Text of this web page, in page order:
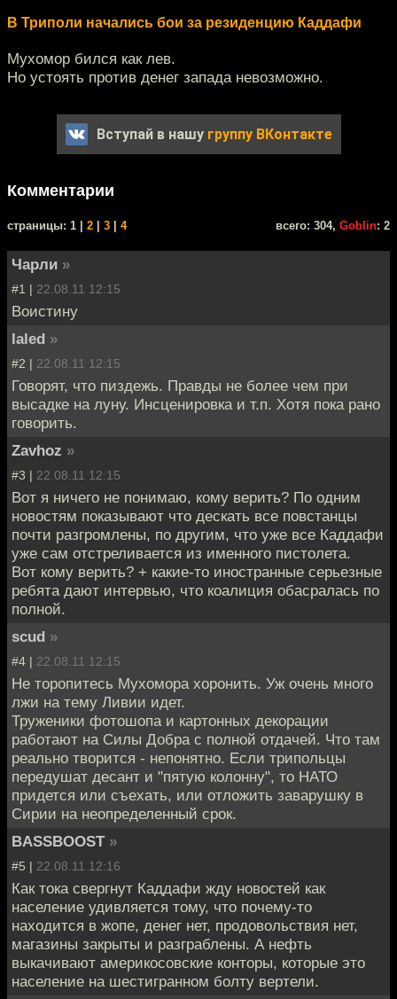
В Триполи начались бои за резиденцию Каддафи
Мухомор бился как лев.
Но устоять против денег запада невозможно.
Вступай в нашу группу ВКонтакте
Комментарии
cтраницы: 1 | 2 3 4 всего: 304, Goblin: 2
Чарли »
#1 | 22.08.11 12:15
Воистину
laled »
#2 | 22.08.11 12:15
Говорят, что пиздежь. Правды не более чем при
высадке на луну. Инсценировка и т.п. Хотя пока рано
говорить.
Zavhoz »
#3 | 22.08.11 12:15
Вот я ничего не понимаю, кому верить? По одним
новостям показывают что дескать все повстанцы
почти разгромлены, по другим, что уже все Каддафи
уже сам отстреливается из именного пистолета.
Вот кому верить? + какие-то иностранные серьезные
ребята дают интервью, что коалиция обасралась по
полной.
scud »
#4 | 22.08.11 12:15
Не торопитесь Мухомора хоронить. Уж очень много
лжи на тему Ливии идет.
Труженики фотошопа и картонных декорации
работают на Силы Добра с полной отдачей. Что там
реально творится - непонятно. Если трипольцы
передушат десант и "пятую колонну", то НАТО
придется или съехать, или отложить заварушку в
Сирии на неопределенный срок.
BASSBOOST »
#5 | 22.08.11 12:16
Как тока свергнут Каддафи жду новостей как
население удивляется тому, что почему-то
находится в жопе, денег нет, продовольствия нет,
магазины закрыты и разграблены. А нефть
выкачивают америкосовские конторы, которые это
население на шестигранном болту вертели.